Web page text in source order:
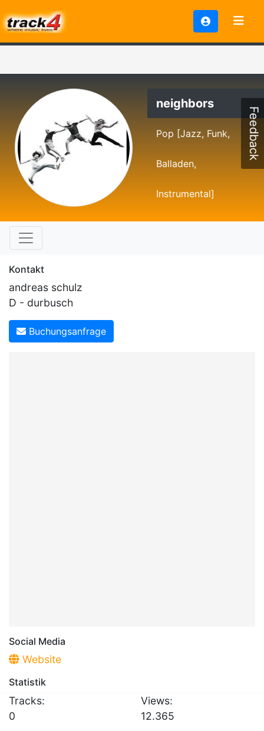
neighbors
Pop [Jazz, Funk,
Balladen,
Instrumental]
Kontakt
andreas schulz
D - durbusch
Buchungsanfrage
Social Media
Website
Statistik
Tracks:
0
Views:
12.365
Feedback